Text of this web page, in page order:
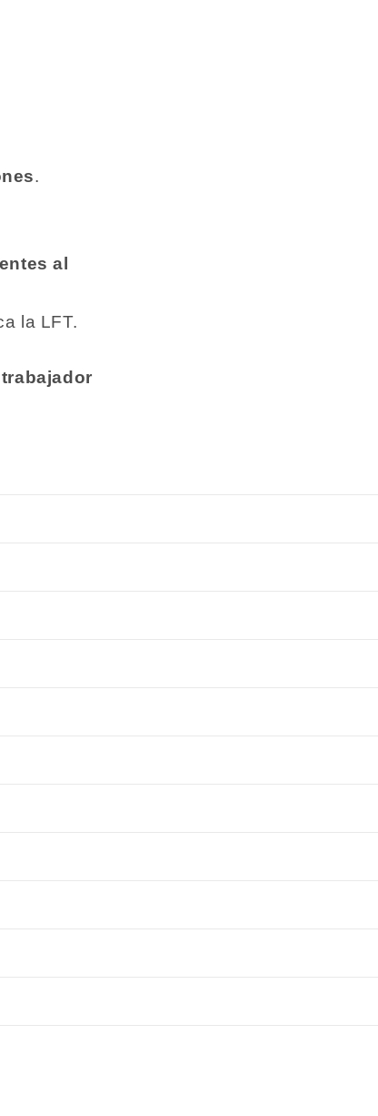
.
al
la LFT.